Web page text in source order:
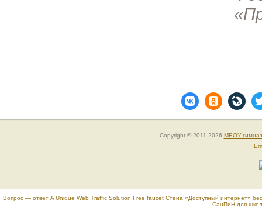
Copyright © 2011-2026 МБОУ
Вопрос — ответ A Unique Web Traffic Solution Free faucet Стена «Доступный интернет»
СанПиН для